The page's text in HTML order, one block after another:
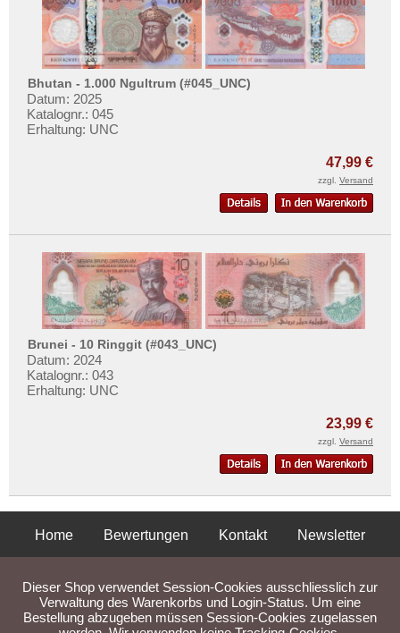
Bhutan - 1.000 Ngultrum (#045_UNC)
Datum: 2025
Katalognr.: 045
Erhaltung: UNC
47,99 €
zzgl. Versand
Brunei - 10 Ringgit (#043_UNC)
Datum: 2024
Katalognr.: 043
Erhaltung: UNC
23,99 €
zzgl. Versand
Home Bewertungen Kontakt
Newsletter
Liefer- und Versandkosten
Dieser Shop verwendet Session-Cookies ausschliesslich zur
Verwaltung des Warenkorbs und Login-Status. Um eine
Bestellung abzugeben müssen Session-Cookies zugelassen